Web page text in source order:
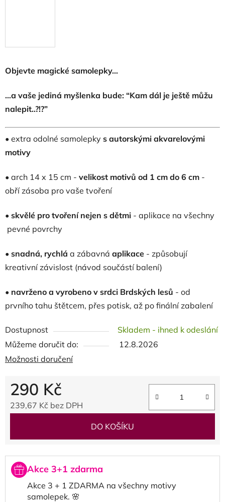
Objevte magické samolepky…
…a vaše jediná myšlenka bude: “Kam dál je ještě můžu
nalepit..?!?”
• extra odolné samolepky s autorskými akvarelovými
motivy
• arch 14 x 15 cm - velikost motivů od 1 cm do 6 cm -
obří zásoba pro vaše tvoření
• skvělé pro tvoření nejen s dětmi - aplikace na všechny
pevné povrchy
• snadná, rychlá a zábavná aplikace - způsobují
kreativní závislost (návod součástí balení)
• navrženo a vyrobeno v srdci Brdských lesů - od
prvního tahu štětcem, přes potisk, až po finální zabalení
Dostupnost
Skladem - ihned k odeslání
Můžeme doručit do:
12.8.2026
Možnosti doručení
290 Kč
239,67 Kč bez DPH
DO KOŠÍKU
Akce 3+1 zdarma
Akce 3 + 1 ZDARMA na všechny motivy
samolepek. 🌸